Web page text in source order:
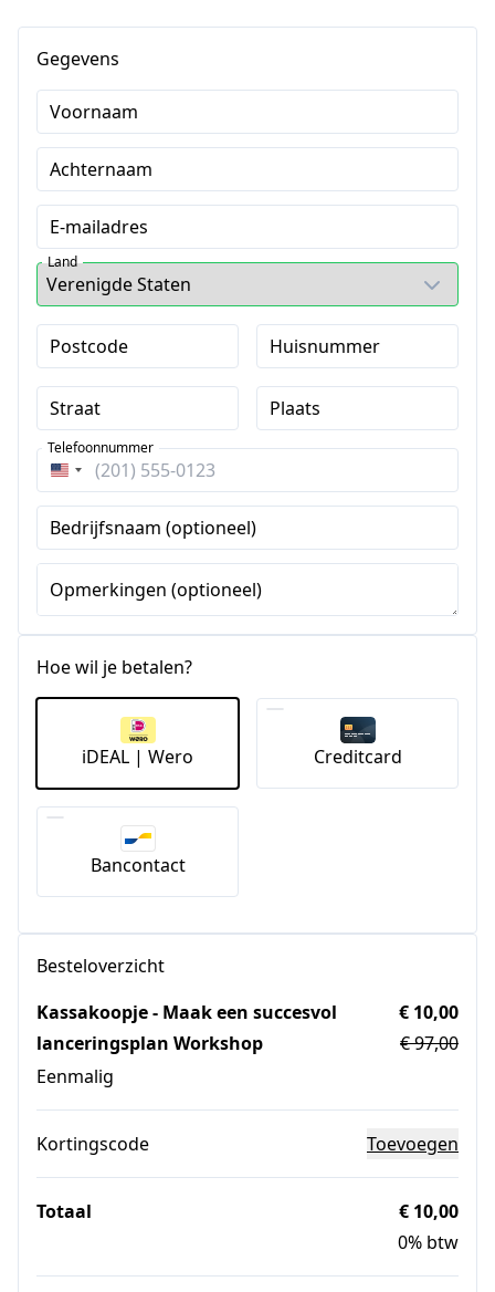
Gegevens
Voornaam
Achternaam
E-mailadres
Land
Postcode Huisnummer
Straat Plaats
Verenigde
Staten
+1
Telefoonnummer
Bedrijfsnaam (optioneel)
Opmerkingen (optioneel)
Hoe wil je betalen?
iDEAL | Wero Creditcard
Bancontact
Besteloverzicht
Kassakoopje - Maak een succesvol
lanceringsplan Workshop
Eenmalig
€ 10,00
€ 97,00
Kortingscode Toevoegen
Totaal
€ 10,00
0% btw